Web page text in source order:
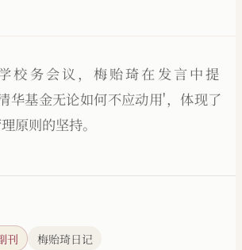
校务会议，梅贻琦在发言中提
华基金无论如何不应动用'，体现了
原则的坚持。
刊 梅贻琦日记